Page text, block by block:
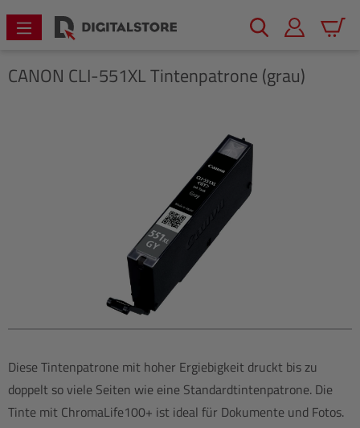
springen
CANON CLI-551XL Tintenpatrone (grau)
Diese Tintenpatrone mit hoher Ergiebigkeit druckt bis zu
doppelt so viele Seiten wie eine Standardtintenpatrone. Die
Tinte mit ChromaLife100+ ist ideal für Dokumente und Fotos.